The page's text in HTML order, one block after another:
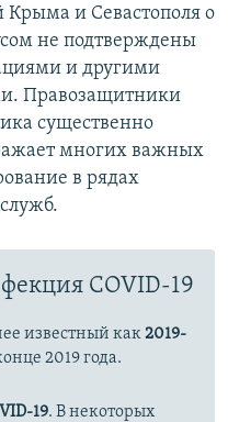
1080p
720p
1080p
Крыма и Севастополя о
не подтверждены
и другими
Правозащитники
существенно
многих важных
в рядах
COVID-19
известный как2019-
2019 года.
19. В некоторых